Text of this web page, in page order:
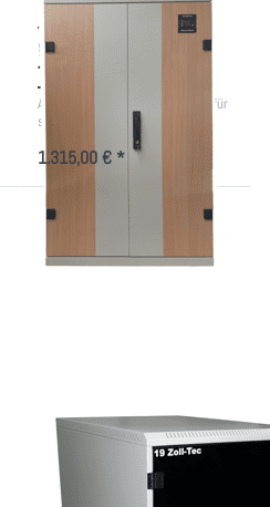
Büro IT-Schrank
gedämmt gegen
Technimklärm
Akustikschrank mit Holzdesign für
sensible Bereiche
1.315,00 € *
Mobiles Office Rack
12 HE, aus
Stahlblech
Drücken
für mehr
Optionen